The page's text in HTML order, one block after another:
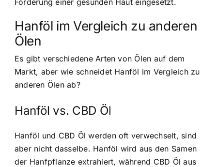
Förderung einer gesunden Haut eingesetzt.
Hanföl im Vergleich zu anderen
Ölen
Es gibt verschiedene Arten von Ölen auf dem
Markt, aber wie schneidet Hanföl im Vergleich zu
anderen Ölen ab?
Hanföl vs. CBD Öl
Hanföl und CBD Öl werden oft verwechselt, sind
aber nicht dasselbe. Hanföl wird aus den Samen
der Hanfpflanze extrahiert, während CBD Öl aus